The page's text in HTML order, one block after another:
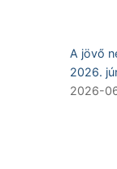
A jövő
2026.
2026-